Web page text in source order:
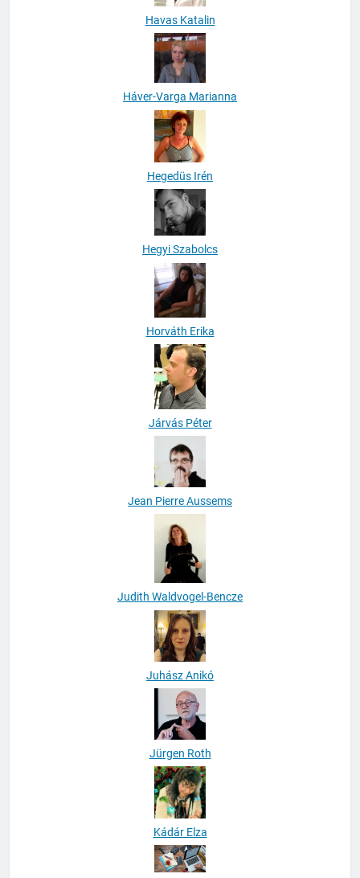
Havas Katalin
Háver-Varga Marianna
Hegedüs Irén
Hegyi Szabolcs
Horváth Erika
Járvás Péter
Jean Pierre Aussems
Judith Waldvogel-Bencze
Juhász Anikó
Jürgen Roth
Kádár Elza